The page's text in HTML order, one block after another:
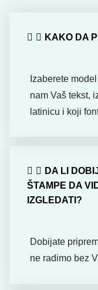
KAKO DA
Izaberete
nam Vaš tekst,
latinicu i koji
DA LI
ŠTAMPE DA
IZGLEDATI?
Dobijate
ne radimo bez